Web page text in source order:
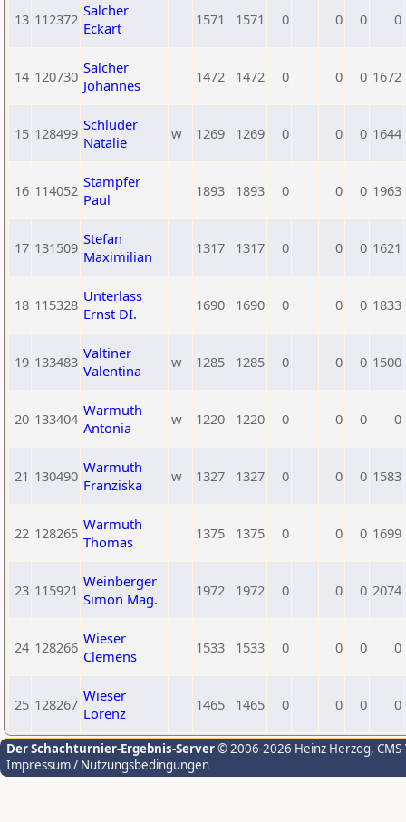
13 112372 Salcher
Eckart
1571 1571 0 0 0 0
14 120730 Salcher
Johannes
1472 1472 0 0 0 1672
15 128499 Schluder
Natalie
w 1269 1269 0 0 0 1644
16 114052 Stampfer
Paul
1893 1893 0 0 0 1963
17 131509 Stefan
Maximilian
1317 1317 0 0 0 1621
18 115328 Unterlass
Ernst DI.
1690 1690 0 0 0 1833
19 133483 Valtiner
Valentina
w 1285 1285 0 0 0 1500
20 133404 Warmuth
Antonia
w 1220 1220 0 0 0 0
21 130490 Warmuth
Franziska
w 1327 1327 0 0 0 1583
22 128265 Warmuth
Thomas
1375 1375 0 0 0 1699
23 115921 Weinberger
Simon Mag.
1972 1972 0 0 0 2074
24 128266 Wieser
Clemens
1533 1533 0 0 0 0
25 128267 Wieser
Lorenz
1465 1465 0 0 0 0
Der Schachturnier-Ergebnis-Server© 2006-2026 Heinz Herzog,
Impressum / Nutzungsbedingungen